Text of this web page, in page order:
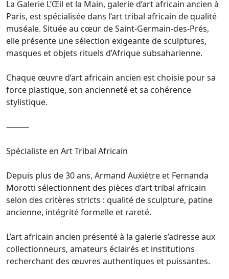
La Galerie L’Œil et la Main, galerie d’art africain ancien à
Paris, est spécialisée dans l’art tribal africain de qualité
muséale. Située au cœur de Saint-Germain-des-Prés,
elle présente une sélection exigeante de sculptures,
masques et objets rituels d’Afrique subsaharienne.
Chaque œuvre d’art africain ancien est choisie pour sa
force plastique, son ancienneté et sa cohérence
stylistique.
⸻
Spécialiste en Art Tribal Africain
Depuis plus de 30 ans, Armand Auxiètre et Fernanda
Morotti sélectionnent des pièces d’art tribal africain
selon des critères stricts : qualité de sculpture, patine
ancienne, intégrité formelle et rareté.
L’art africain ancien présenté à la galerie s’adresse aux
collectionneurs, amateurs éclairés et institutions
recherchant des œuvres authentiques et puissantes.